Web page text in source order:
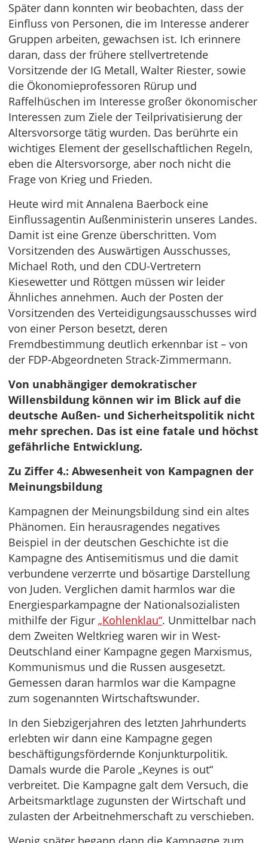
Später dann konnten wir beobachten, dass der
Einfluss von Personen, die im Interesse anderer
Gruppen arbeiten, gewachsen ist. Ich erinnere
daran, dass der frühere stellvertretende
Vorsitzende der IG Metall, Walter Riester, sowie
die Ökonomieprofessoren Rürup und
Raffelhüschen im Interesse großer ökonomischer
Interessen zum Ziele der Teilprivatisierung der
Altersvorsorge tätig wurden. Das berührte ein
wichtiges Element der gesellschaftlichen Regeln,
eben die Altersvorsorge, aber noch nicht die
Frage von Krieg und Frieden.
Heute wird mit Annalena Baerbock eine
Einflussagentin Außenministerin unseres Landes.
Damit ist eine Grenze überschritten. Vom
Vorsitzenden des Auswärtigen Ausschusses,
Michael Roth, und den CDU-Vertretern
Kiesewetter und Röttgen müssen wir leider
Ähnliches annehmen. Auch der Posten der
Vorsitzenden des Verteidigungsausschusses wird
von einer Person besetzt, deren
Fremdbestimmung deutlich erkennbar ist – von
der FDP-Abgeordneten Strack-Zimmermann.
Von unabhängiger demokratischer
Willensbildung können wir im Blick auf die
deutsche Außen- und Sicherheitspolitik nicht
mehr sprechen. Das ist eine fatale und höchst
gefährliche Entwicklung.
Zu Ziffer 4.: Abwesenheit von Kampagnen der
Meinungsbildung
Kampagnen der Meinungsbildung sind ein altes
Phänomen. Ein herausragendes negatives
Beispiel in der deutschen Geschichte ist die
Kampagne des Antisemitismus und die damit
verbundene verzerrte und bösartige Darstellung
von Juden. Verglichen damit harmlos war die
Energiesparkampagne der Nationalsozialisten
mithilfe der Figur „Kohlenklau“. Unmittelbar nach
dem Zweiten Weltkrieg waren wir in West-
Deutschland einer Kampagne gegen Marxismus,
Kommunismus und die Russen ausgesetzt.
Gemessen daran harmlos war die Kampagne
zum sogenannten Wirtschaftswunder.
In den Siebzigerjahren des letzten Jahrhunderts
erlebten wir dann eine Kampagne gegen
beschäftigungsfördernde Konjunkturpolitik.
Damals wurde die Parole „Keynes is out“
verbreitet. Die Kampagne galt dem Versuch, die
Arbeitsmarktlage zugunsten der Wirtschaft und
zulasten der Arbeitnehmerschaft zu verschieben.